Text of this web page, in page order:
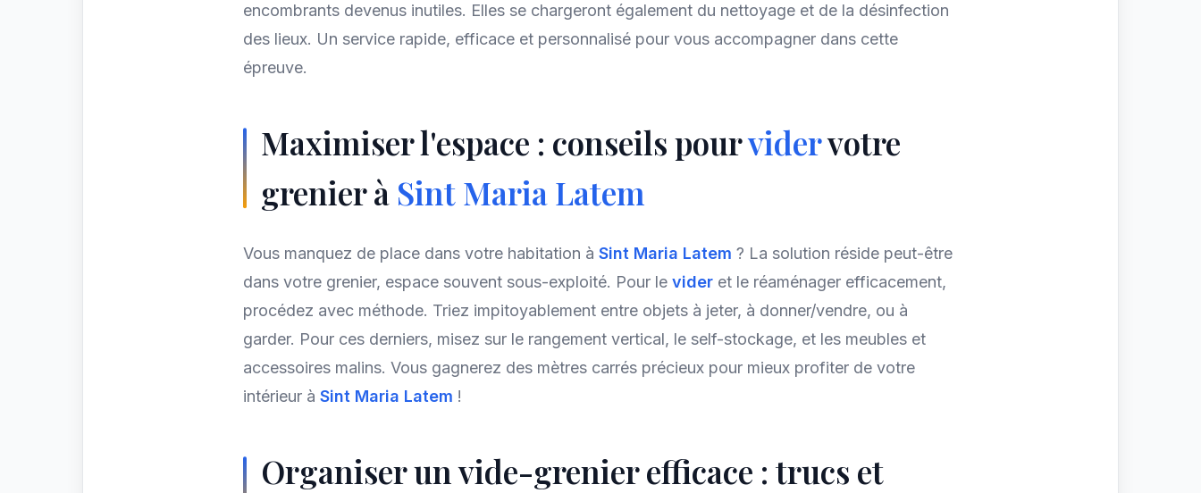
encombrants devenus inutiles. Elles se chargeront également du nettoyage et de la désinfection
des lieux. Un service rapide, efficace et personnalisé pour vous accompagner dans cette
épreuve.
Maximiser l'espace : conseils pourvidervotre
grenier à Sint Maria Latem
Vous manquez de place dans votre habitation à Sint Maria Latem ? La solution réside peut-être
dans votre grenier, espace souvent sous-exploité. Pour le vider et le réaménager efficacement,
procédez avec méthode. Triez impitoyablement entre objets à jeter, à donner/vendre, ou à
garder. Pour ces derniers, misez sur le rangement vertical, le self-stockage, et les meubles et
accessoires malins. Vous gagnerez des mètres carrés précieux pour mieux profiter de votre
intérieur à Sint Maria Latem !
Organiser un vide-grenier efficace : trucs et